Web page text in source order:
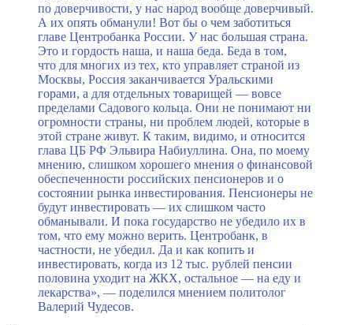
по доверчивости, у нас народ вообще доверчивый.
А их опять обманули! Вот бы о чем заботиться
главе Центробанка России. У нас большая страна.
Это и гордость наша, и наша беда. Беда в том,
что для многих из тех, кто управляет страной из
Москвы, Россия заканчивается Уральскими
горами, а для отдельных товарищей — вовсе
пределами Садового кольца. Они не понимают ни
огромности страны, ни проблем людей, которые в
этой стране живут. К таким, видимо, и относится
глава ЦБ РФ Эльвира Набиуллина. Она, по моему
мнению, слишком хорошего мнения о финансовой
обеспеченности российских пенсионеров и о
состоянии рынка инвестирования. Пенсионеры не
будут инвестировать — их слишком часто
обманывали. И пока государство не убедило их в
том, что ему можно верить. Центробанк, в
частности, не убедил. Да и как копить и
инвестировать, когда из 12 тыс. рублей пенсии
половина уходит на ЖКХ, остальное — на еду и
лекарства», — поделился мнением политолог
Валерий Чудесов.